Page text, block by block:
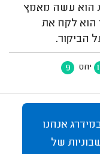
הוא עשה מאמץ
הוא לקח את
הביקור.
יחס 9
אנחנו
של